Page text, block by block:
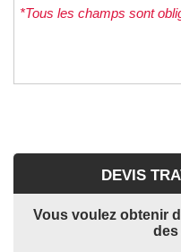
*Tous les champs sont
DEVIS
Vous voulez obtenir
des